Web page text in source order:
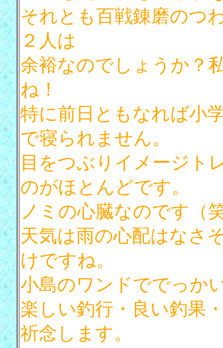
それとも百戦錬磨のつ
２人は
余裕なのでしょうか？
ね！
特に前日ともなれば小
で寝られません。
目をつぶりイメージト
のがほとんどです。
ノミの心臓なのです（
天気は雨の心配はなさ
けですね。
小島のワンドででっか
楽しい釣行・良い釣果
祈念します。